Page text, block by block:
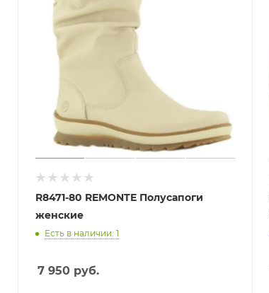
R8471-80 REMONTE Полусапоги
женские
Есть в наличии: 1
7 950 руб.